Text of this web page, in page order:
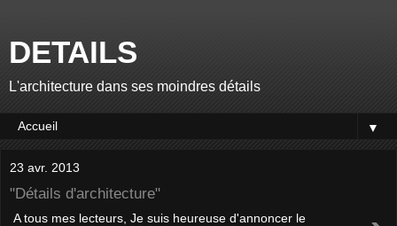
DETAILS
L'architecture dans ses moindres détails
▼
23 avr. 2013
"Détails d'architecture"
A tous mes lecteurs, Je suis heureuse d'annoncer le